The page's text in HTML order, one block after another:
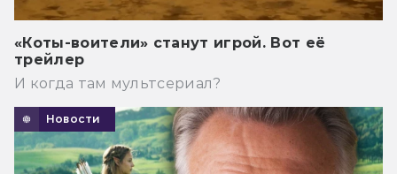
«Коты-воители» станут игрой. Вот её
трейлер
И когда там мультсериал?
Новости